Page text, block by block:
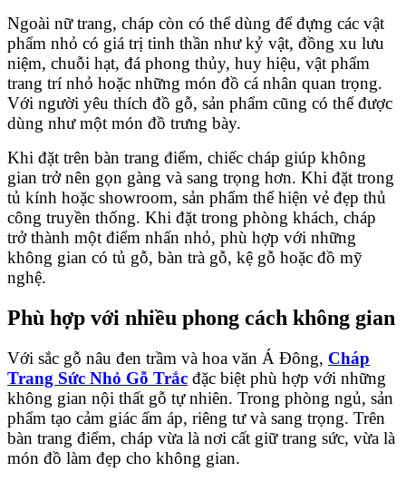
Ngoài nữ trang, cháp còn có thể dùng để đựng các vật
phẩm nhỏ có giá trị tinh thần như kỷ vật, đồng xu lưu
niệm, chuỗi hạt, đá phong thủy, huy hiệu, vật phẩm
trang trí nhỏ hoặc những món đồ cá nhân quan trọng.
Với người yêu thích đồ gỗ, sản phẩm cũng có thể được
dùng như một món đồ trưng bày.
Khi đặt trên bàn trang điểm, chiếc cháp giúp không
gian trở nên gọn gàng và sang trọng hơn. Khi đặt trong
tủ kính hoặc showroom, sản phẩm thể hiện vẻ đẹp thủ
công truyền thống. Khi đặt trong phòng khách, cháp
trở thành một điểm nhấn nhỏ, phù hợp với những
không gian có tủ gỗ, bàn trà gỗ, kệ gỗ hoặc đồ mỹ
nghệ.
Phù hợp với nhiều phong cách không gian
Với sắc gỗ nâu đen trầm và hoa văn Á Đông, Cháp
Trang Sức Nhỏ Gỗ Trắc đặc biệt phù hợp với những
không gian nội thất gỗ tự nhiên. Trong phòng ngủ, sản
phẩm tạo cảm giác ấm áp, riêng tư và sang trọng. Trên
bàn trang điểm, cháp vừa là nơi cất giữ trang sức, vừa là
món đồ làm đẹp cho không gian.